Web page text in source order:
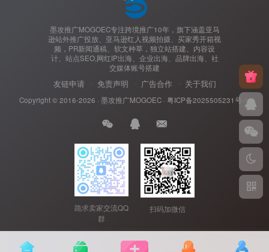
墨攻推广MOGOEC专注跨境推广10年，旗下涵盖亚马
逊站外推广投放、亚马逊红人视频拍摄、买家秀开箱视
频，PR新闻通稿、软文种草，独立站搭建、内容设
计、站点SEO,网红IP出海、企业出海、品牌出海、社
交媒体账号搭建
友链申请 免责声明 广告合作 关于我们
Copyright © 2016-2026 · 墨攻推广MOGOEC· 粤ICP备2025505231号-1.
跪求卖家交流QQ
群
扫码加微信